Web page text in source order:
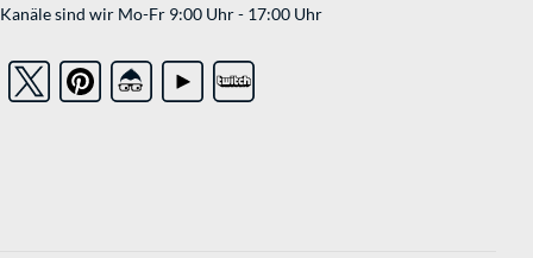
sind wir Mo-Fr 9:00 Uhr - 17:00 Uhr